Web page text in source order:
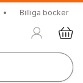
• Billiga böcker